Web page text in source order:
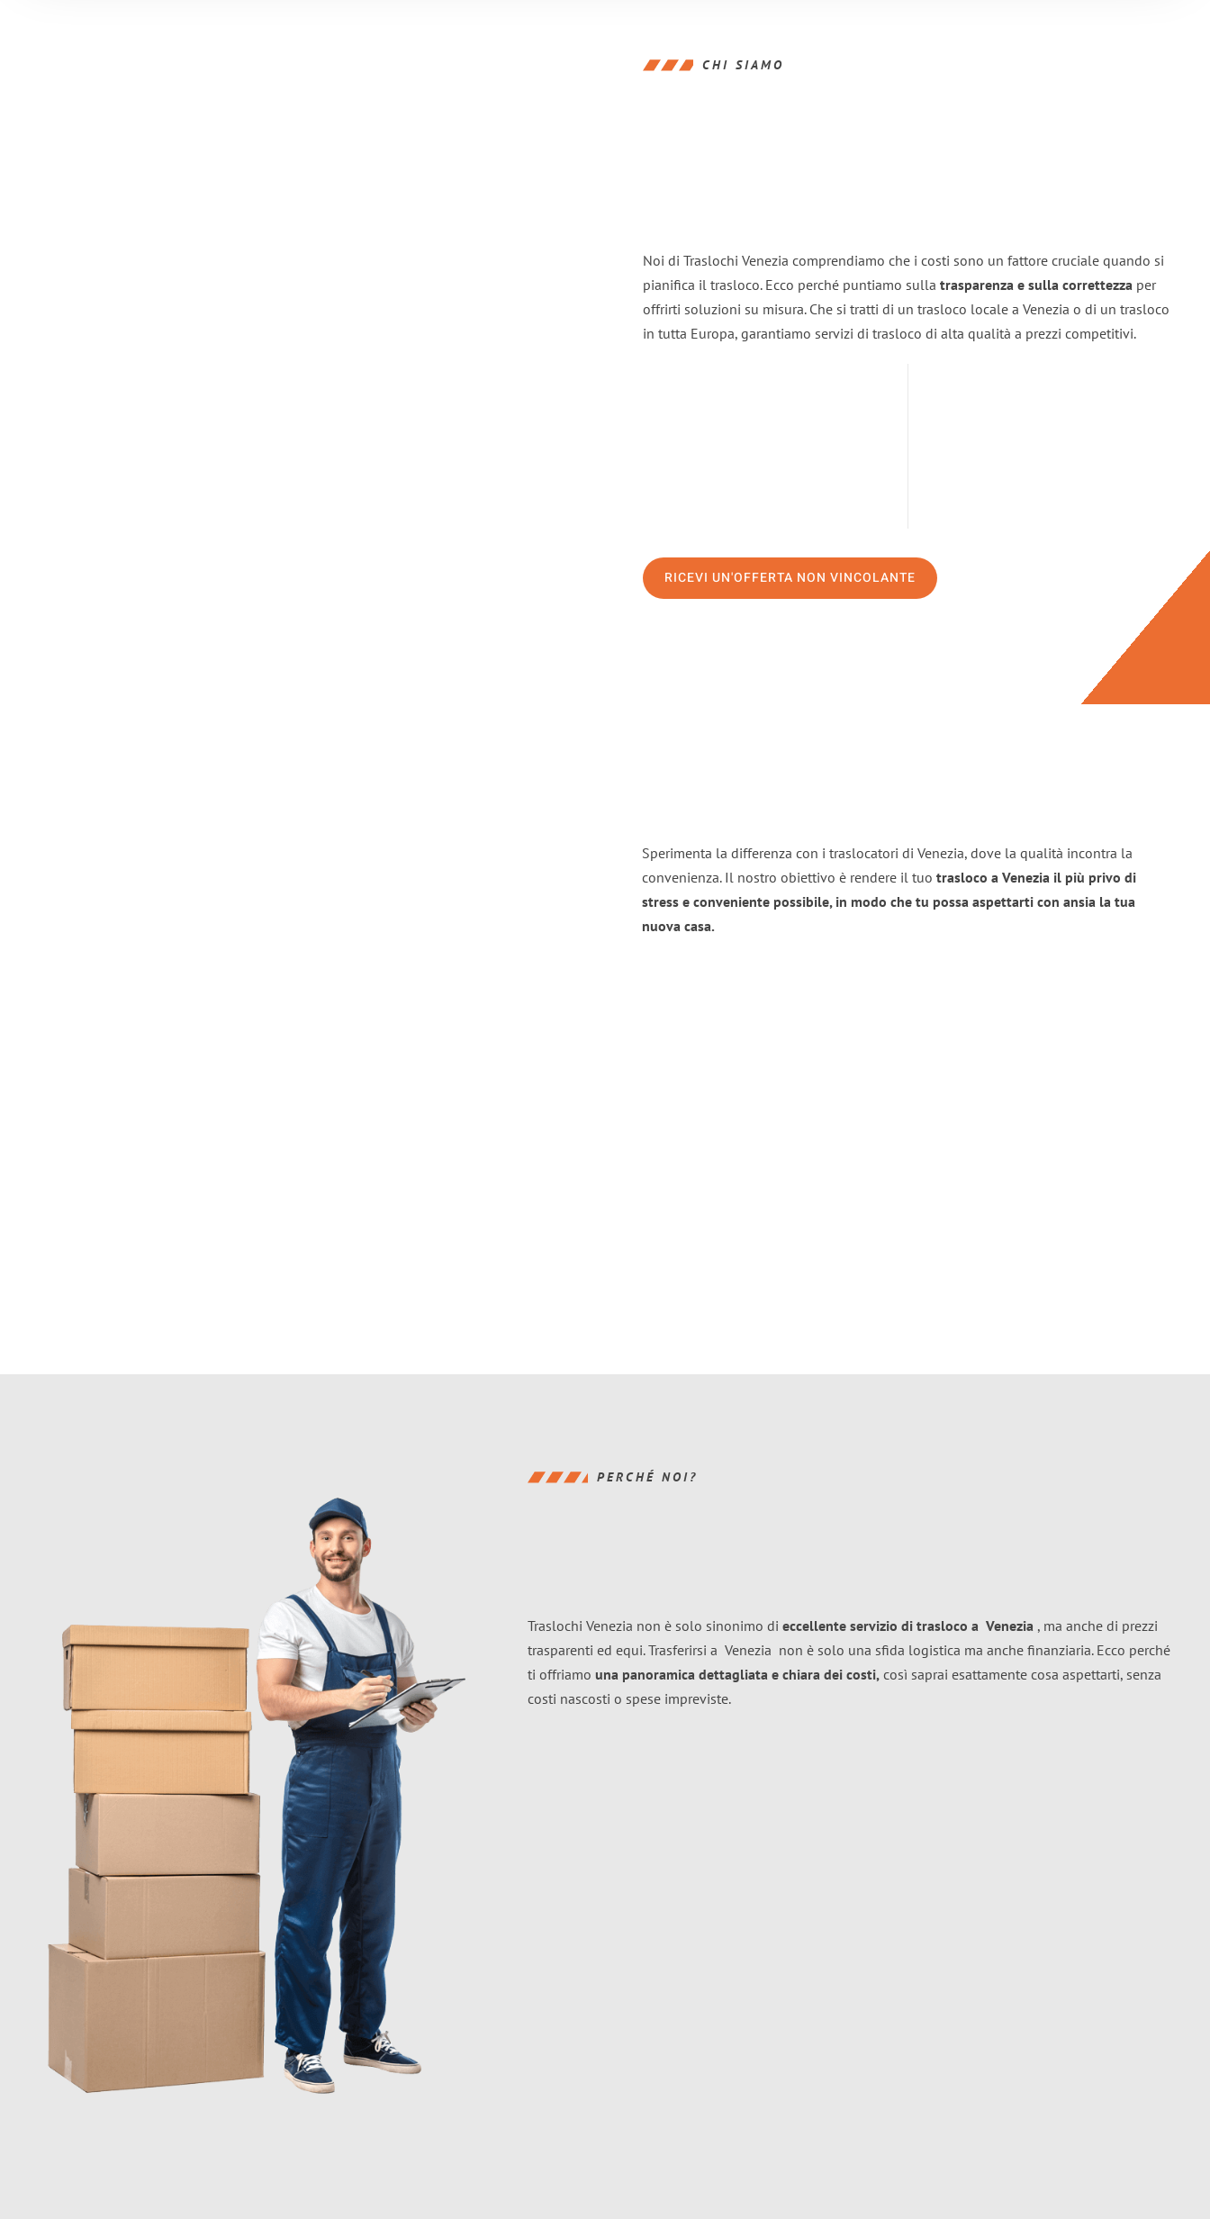
CHI SIAMO
Noi di Traslochi Venezia comprendiamo che i costi sono un fattore cruciale quando si
pianifica il trasloco. Ecco perché puntiamo sulla trasparenza e sulla correttezza per
offrirti soluzioni su misura. Che si tratti di un trasloco locale a Venezia o di un trasloco
in tutta Europa, garantiamo servizi di trasloco di alta qualità a prezzi competitivi.
RICEVI UN'OFFERTA NON VINCOLANTE
Sperimenta la differenza con i traslocatori di Venezia, dove la qualità incontra la
convenienza. Il nostro obiettivo è rendere il tuo trasloco a Venezia il più privo di
stress e conveniente possibile, in modo che tu possa aspettarti con ansia la tua
nuova casa.
PERCHÉ NOI?
Traslochi Venezia non è solo sinonimo di eccellente servizio di trasloco a Venezia , ma anche di prezzi
trasparenti ed equi. Trasferirsi a Venezia non è solo una sfida logistica ma anche finanziaria. Ecco perché
ti offriamo una panoramica dettagliata e chiara dei costi, così saprai esattamente cosa aspettarti, senza
costi nascosti o spese impreviste.